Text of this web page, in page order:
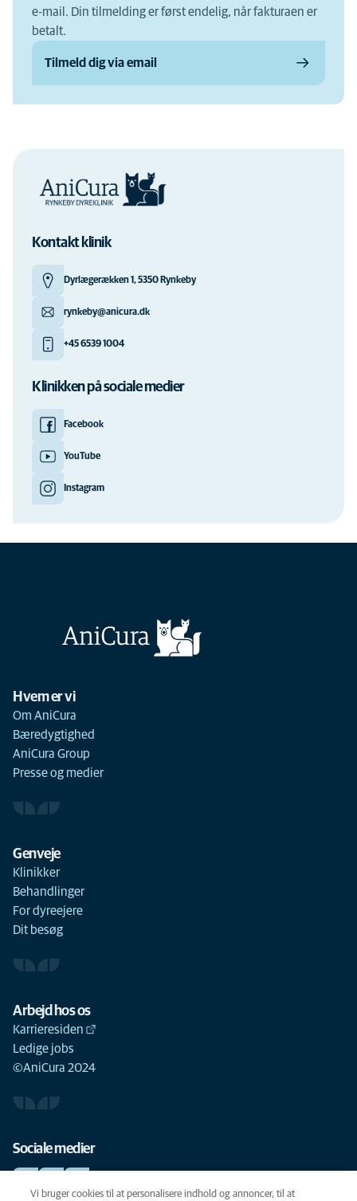
e-mail. Din tilmelding er først endelig, når fakturaen er
betalt.
Tilmeld dig via email
Kontakt klinik
Dyrlægerækken 1, 5350 Rynkeby
rynkeby@anicura.dk
+45 6539 1004
Klinikken på sociale medier
Facebook
YouTube
Instagram
Hvem er vi
Om AniCura
Bæredygtighed
AniCura Group
Presse og medier
Genveje
Klinikker
Behandlinger
For dyreejere
Dit besøg
Arbejd hos os
Karrieresiden
Ledige jobs
©AniCura 2024
Sociale medier
Vi bruger cookies til at personalisere indhold og annoncer, til at